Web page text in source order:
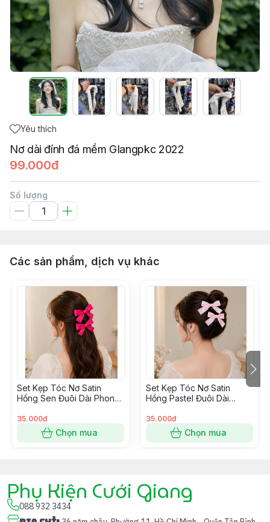
Yêu thích
Nơ dài đính đá mềm GIangpkc 2022
99.000đ
Số lượng
Các sản phẩm, dịch vụ khác
Set Kẹp Tóc Nơ Satin
Hồng Sen Đuôi Dài Phong
35.000đ
Chọn mua
Set Kẹp Tóc Nơ Satin
Hồng Pastel Đuôi Dài
35.000đ
Chọn mua
Phụ Kiện Cưới Giang
088 932 3434